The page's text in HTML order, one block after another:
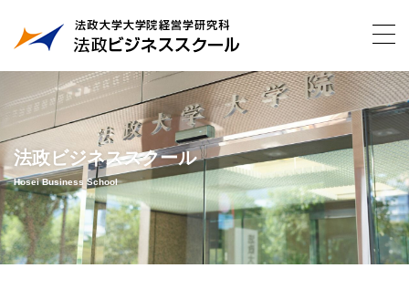
法政ビジネススクール
Hosei Business School